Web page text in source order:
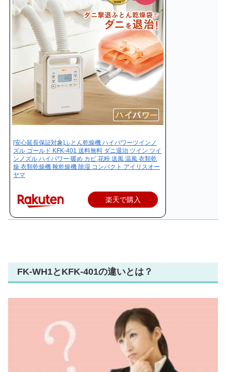
[安心延長保証対象]ふとん乾燥機 ハイパワーツインノ
ズル ゴールド KFK-401 送料無料 ダニ退治 ツイン ツイ
ンノズル ハイパワー 暖め カビ 花粉 送風 温風 衣類乾
燥 衣類乾燥機 靴乾燥機 除湿 コンパクト アイリスオー
ヤマ
楽天で購入
FK-WH1とKFK-401の違いとは？